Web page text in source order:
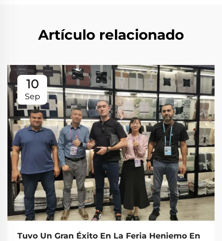
Artículo relacionado
10
Sep
Tuvo Un Gran Éxito En La Feria Heniemo En